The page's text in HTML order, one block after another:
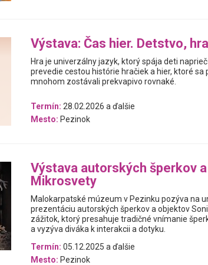
Výstava: Čas hier. Detstvo,
Hra je univerzálny jazyk, ktorý spája deti
prevedie cestou histórie hračiek a hier, ktoré sa
mnohom zostávali prekvapivo rovnaké.
Termín: 28.02.2026 a ďalšie
Mesto: Pezinok
Výstava autorských šperkov
Mikrosvety
Malokarpatské múzeum v Pezinku pozýva na
prezentáciu autorských šperkov a objektov
zážitok, ktorý presahuje tradičné vnímanie
a vyzýva diváka k interakcii a dotyku.
Termín: 05.12.2025 a ďalšie
Mesto: Pezinok